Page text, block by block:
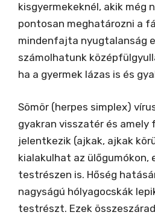
kisgyermekeknél, akik még
pontosan meghatározni a
mindenfajta nyugtalanság
számolhatunk
ha a gyermek lázas is és
Sömör (herpes simplex)
gyakran visszatér és amely
jelentkezik (ajkak, ajkak
kialakulhat az ülőgumókon,
testrészen is. Hőség
nagyságú hólyagocskák
testrészt. Ezek